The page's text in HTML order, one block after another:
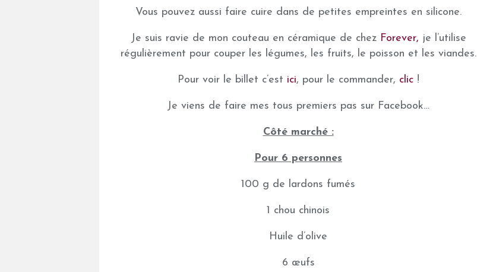
Vous pouvez aussi faire cuire dans de petites empreintes en silicone.
Je suis ravie de mon couteau en céramique de chez Forever, je l’utilise
régulièrement pour couper les légumes, les fruits, le poisson et les viandes.
Pour voir le billet c’est ici, pour le commander, clic!
Je viens de faire mes tous premiers pas sur Facebook…
Côté marché :
Pour 6 personnes
100 g de lardons fumés
1 chou chinois
Huile d’olive
6 œufs